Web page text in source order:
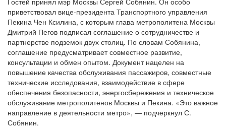
приветствовал вице-президента Транспортного управления
Пекина Чен Ксилина, с которым глава метрополитена Москвы
Дмитрий Пегов подписал соглашение о сотрудничестве и
партнерстве подземок двух столиц. По словам Собянина,
соглашение предусматривает совместное развитие,
консультации и обмен опытом. Документ нацелен на
повышение качества обслуживания пассажиров, совместные
технические исследования, взаимодействие в сфере
обеспечения безопасности, энергосбережения и техническое
обслуживание метрополитенов Москвы и Пекина. «Это важное
направление в деятельности метро», — подчеркнул С.
Собянин.